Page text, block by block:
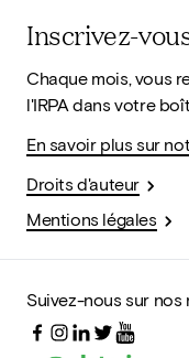
Inscrivez-
Chaque mois, vous
l'IRPA dans votre
En savoir plus sur
Droits d'auteur
Mentions légales
Suivez-nous sur nos